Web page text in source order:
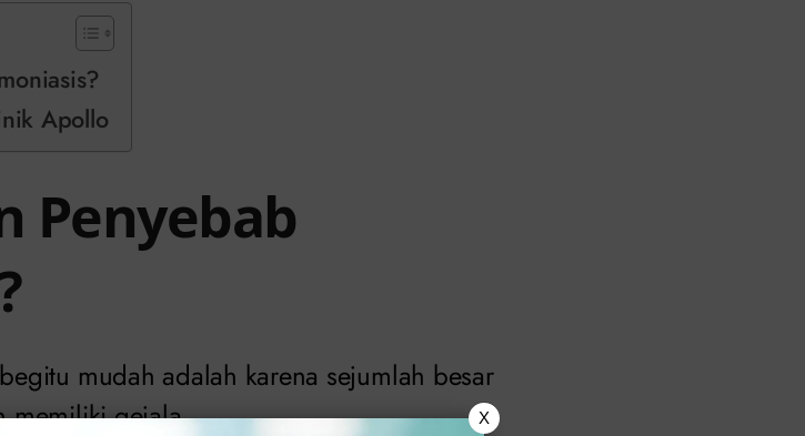
Apollo
Penyebab
mudah adalah karena sejumlah besar
memiliki gejala.
X